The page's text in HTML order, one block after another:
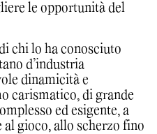
le opportunità del
chi lo ha conosciuto
d’industria
dinamicità e
carismatico, di grande
ed esigente, a
gioco, allo scherzo fino